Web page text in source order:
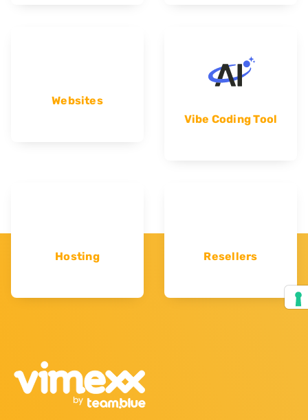
Websites
Vibe Coding Tool
Hosting Resellers